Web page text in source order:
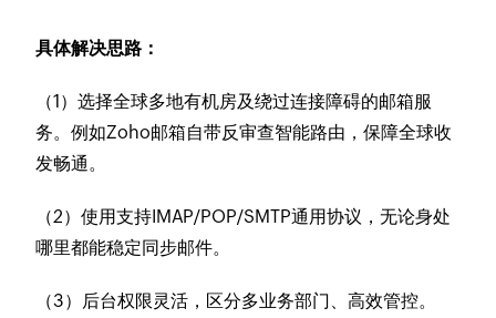
具体解决思路：
（1）选择全球多地有机房及绕过连接障碍的邮箱服
务。例如Zoho邮箱自带反审查智能路由，保障全球收
发畅通。
（2）使用支持IMAP/POP/SMTP通用协议，无论身处
哪里都能稳定同步邮件。
（3）后台权限灵活，区分多业务部门、高效管控。